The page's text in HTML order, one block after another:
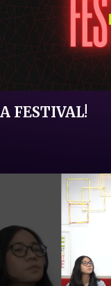
FESTIVAL!